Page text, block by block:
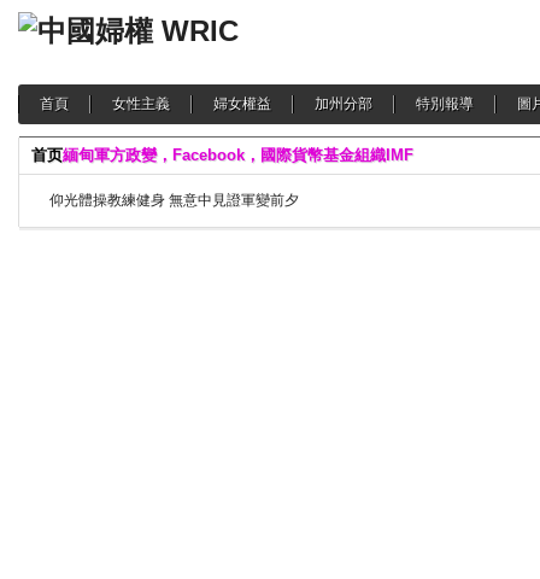
首頁 女性主義 婦女權益 加州分部 特別報導 圖
首页緬甸軍方政變，Facebook，國際貨幣基金組織IMF
仰光體操教練健身 無意中見證軍變前夕